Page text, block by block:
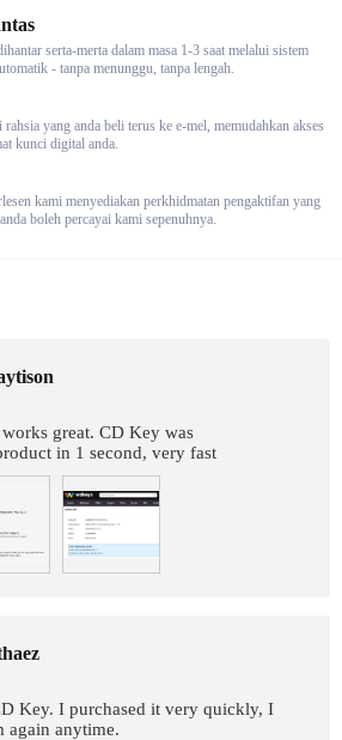
serta-merta dalam masa 1-3 saat melalui sistem
- tanpa menunggu, tanpa lengah.
yang anda beli terus ke e-mel, memudahkan akses
kunci digital anda.
kami menyediakan perkhidmatan pengaktifan yang
boleh percayai kami sepenuhnya.
great. CD Key was
in 1 second, very fast
Key. I purchased it very quickly, I
again anytime.